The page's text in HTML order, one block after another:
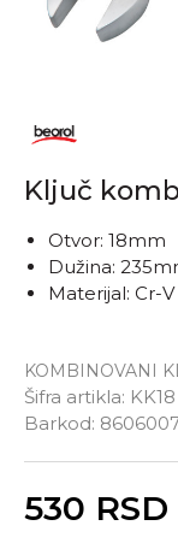
Ključ
KOMBINOVANI
Šifra artikla: KK18
Barkod:
Otvor: 18mm
Dužina:
Materijal: Cr-
530 RSD